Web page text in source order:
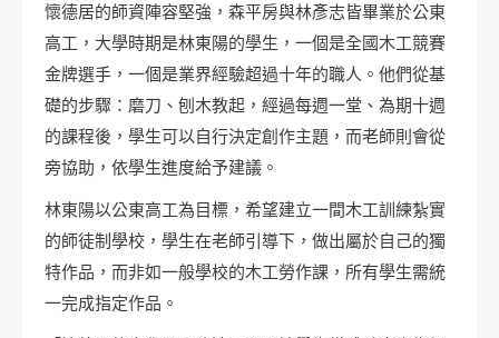
懷德居的師資陣容堅強，森平房與林彥志皆畢業於公東
高工，大學時期是林東陽的學生，一個是全國木工競賽
金牌選手，一個是業界經驗超過十年的職人。他們從基
礎的步驟：磨刀、刨木教起，經過每週一堂、為期十週
的課程後，學生可以自行決定創作主題，而老師則會從
旁協助，依學生進度給予建議。
林東陽以公東高工為目標，希望建立一間木工訓練紮實
的師徒制學校，學生在老師引導下，做出屬於自己的獨
特作品，而非如一般學校的木工勞作課，所有學生需統
一完成指定作品。